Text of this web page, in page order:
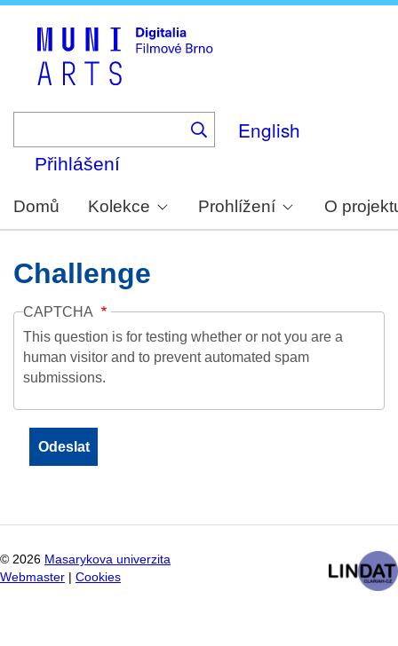
English
Přihlášení
Domů Kolekce Prohlížení O
Challenge
CAPTCHA
This question is for testing whether or not you are a
human visitor and to prevent automated spam
submissions.
© 2026 Masarykova univerzita
Webmaster
Cookies